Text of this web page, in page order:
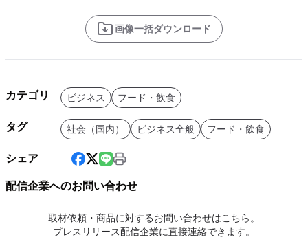
画像一括ダウンロード
カテゴリ ビジネス フード・飲食
タグ 社会（国内） ビジネス全般 フード・飲食
シェア
配信企業へのお問い合わせ
取材依頼・商品に対するお問い合わせはこちら。
プレスリリース配信企業に直接連絡できます。